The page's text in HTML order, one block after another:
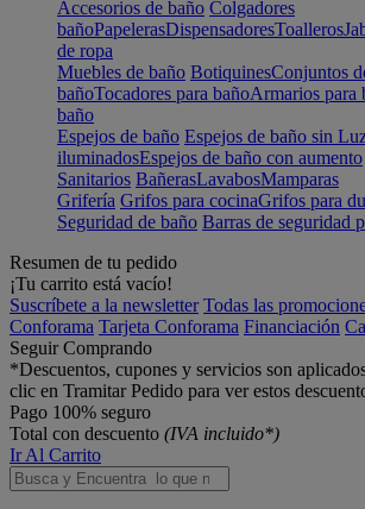
Accesorios de baño Colgadores
bañoPapelerasDispensadoresToalleros
de ropa
Muebles de baño BotiquinesConjuntos
bañoTocadores para bañoArmarios para
baño
Espejos de baño Espejos de baño sin
iluminadosEspejos de baño con aumento
Sanitarios BañerasLavabosMamparas
Grifería Grifos para cocinaGrifos para
Seguridad de baño Barras de seguridad
Resumen de tu pedido
¡Tu carrito está vacío!
Suscríbete a la newsletter Todas las
Conforama Tarjeta Conforama Financiación
Seguir Comprando
*Descuentos, cupones y servicios son
clic en Tramitar Pedido para ver estos
Pago 100% seguro
Total con descuento (IVA incluido*)
Ir Al Carrito